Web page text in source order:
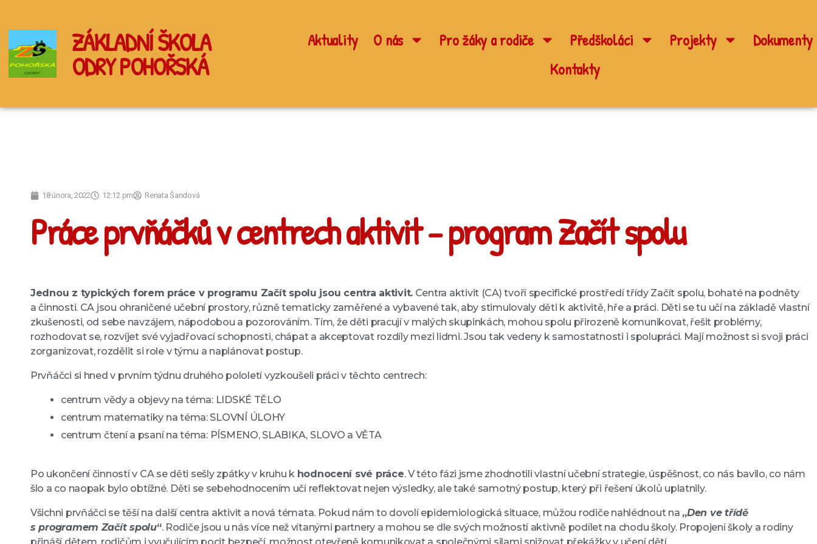
ZÁKLADNÍ ŠKOLA
ODRY POHOŘSKÁ
Aktuality O nás Pro žáky a rodiče Předškoláci Projekty
Dokumenty
Kontakty
18 února, 2022 12:12 pm Renata Šandová
Práce prvňáčků v centrech aktivit – program Začít spolu
Jednou z typických forem práce v programu Začít spolu jsou centra aktivit. Centra aktivit (CA) tvoří specifické prostředí třídy Začít spolu, bohaté na podněty
a činnosti. CA jsou ohraničené učební prostory, různě tematicky zaměřené a vybavené tak, aby stimulovaly děti k aktivitě, hře a práci. Děti se tu učí na základě vlastní
zkušenosti, od sebe navzájem, nápodobou a pozorováním. Tím, že děti pracují v malých skupinkách, mohou spolu přirozeně komunikovat, řešit problémy,
rozhodovat se, rozvíjet své vyjadřovací schopnosti, chápat a akceptovat rozdíly mezi lidmi. Jsou tak vedeny k samostatnosti i spolupráci. Mají možnost si svoji práci
zorganizovat, rozdělit si role v týmu a naplánovat postup.
Prvňáčci si hned v prvním týdnu druhého pololetí vyzkoušeli práci v těchto centrech:
centrum vědy a objevy na téma: LIDSKÉ TĚLO
centrum matematiky na téma: SLOVNÍ ÚLOHY
centrum čtení a psaní na téma: PÍSMENO, SLABIKA, SLOVO a VĚTA
Po ukončení činností v CA se děti sešly zpátky v kruhu k hodnocení své práce. V této fázi jsme zhodnotili vlastní učební strategie, úspěšnost, co nás bavilo, co nám
šlo a co naopak bylo obtížné. Děti se sebehodnocením učí reflektovat nejen výsledky, ale také samotný postup, který při řešení úkolů uplatnily.
Všichni prvňáčci se těší na další centra aktivit a nová témata. Pokud nám to dovolí epidemiologická situace, můžou rodiče nahlédnout na „Den ve třídě
s programem Začít spolu“. Rodiče jsou u nás více než vítanými partnery a mohou se dle svých možností aktivně podílet na chodu školy. Propojení školy a rodiny